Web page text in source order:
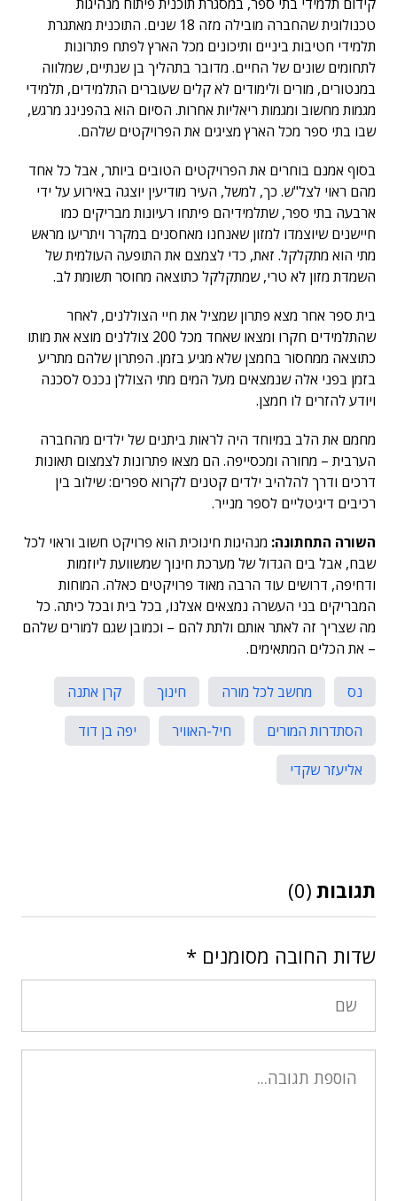
טכנולוגית שהחברה מובילה מזה 18 שנים. התוכנית מאתגרת
תלמידי חטיבות ביניים ותיכונים מכל הארץ לפתח פתרונות
לתחומים שונים של החיים. מדובר בתהליך בן שנתיים, שמלווה
במנטורים, מורים ולימודים לא קלים שעוברים התלמידים, תלמידי
מגמות מחשוב ומגמות ריאליות אחרות. הסיום הוא בהפנינג מרגש,
שבו בתי ספר מכל הארץ מציגים את הפרויקטים שלהם.
בסוף אמנם בוחרים את הפרויקטים הטובים ביותר, אבל כל אחד
מהם ראוי לצל"ש. כך, למשל, העיר מודיעין יוצגה באירוע על ידי
ארבעה בתי ספר, שתלמידיהם פיתחו רעיונות מבריקים כמו
חיישנים שיוצמדו למזון שאנחנו מאחסנים במקרר ויתריעו מראש
מתי הוא מתקלקל. זאת, כדי לצמצם את התופעה העולמית של
השמדת מזון לא טרי, שמתקלקל כתוצאה מחוסר תשומת לב.
בית ספר אחר מצא פתרון שמציל את חיי הצוללנים, לאחר
שהתלמידים חקרו ומצאו שאחד מכל 200 צוללנים מוצא את מותו
כתוצאה ממחסור בחמצן שלא מגיע בזמן. הפתרון שלהם מתריע
בזמן בפני אלה שנמצאים מעל המים מתי הצוללן נכנס לסכנה
ויודע להזרים לו חמצן.
מחמם את הלב במיוחד היה לראות ביתנים של ילדים מהחברה
הערבית – מחורה ומכסייפה. הם מצאו פתרונות לצמצום תאונות
דרכים ודרך להלהיב ילדים קטנים לקרוא ספרים: שילוב בין
רכיבים דיגיטליים לספר מנייר.
השורה התחתונה: מנהיגות חינוכית הוא פרויקט חשוב וראוי לכל
שבח, אבל בים הגדול של מערכת חינוך שמשוועת ליוזמות
ודחיפה, דרושים עוד הרבה מאוד פרויקטים כאלה. המוחות
המבריקים בני העשרה נמצאים אצלנו, בכל בית ובכל כיתה. כל
מה שצריך זה לאתר אותם ולתת להם – וכמובן שגם למורים שלהם
– את הכלים המתאימים.
נס מחשב לכל מורה חינוך
קרן אתנה
הסתדרות המורים
חיל-האוויר
יפה בן דוד
אליעזר שקדי
תגובות (0)
שדות החובה מסומנים *